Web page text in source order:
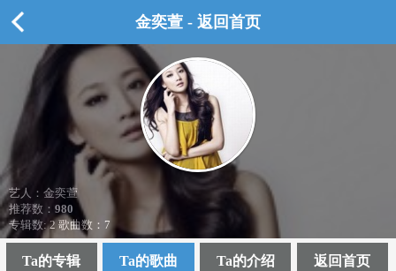
金奕萱 - 返回首页
艺人：金奕萱
推荐数： 980
专辑数: 2 歌曲数：7
Ta的专辑 Ta的歌曲 Ta的介绍 返回首页